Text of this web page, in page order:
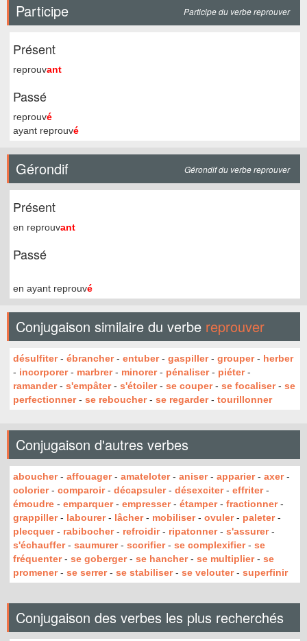
Participe Participe du verbe reprouver
Présent
reprouvant
Passé
reprouvé
ayant reprouvé
Gérondif Gérondif du verbe reprouver
Présent
en reprouvant
Passé
en ayant reprouvé
Conjugaison similaire du verbe reprouver
désulfiter- ébrancher- entuber- gaspiller- grouper- herber
- incorporer- marbrer- minorer- pénaliser- piéter-
ramander- s'empâter- s'étoiler- se couper- se focaliser- se
perfectionner- se reboucher- se regarder- tourillonner
Conjugaison d'autres verbes
aboucher- affouager- amateloter- aniser- apparier- axer-
colorier- comparoir- décapsuler- désexciter- effriter-
émoudre - emparquer- empresser- étamper- fractionner-
grappiller- labourer- lâcher- mobiliser- ovuler- paleter-
plecquer- rabibocher- refroidir- ripatonner- s'assurer-
s'échauffer- saumurer- scorifier- se complexifier- se
fréquenter- se goberger- se hancher- se multiplier- se
promener- se serrer- se stabiliser- se velouter- superfinir
Conjugaison des verbes les plus recherchés